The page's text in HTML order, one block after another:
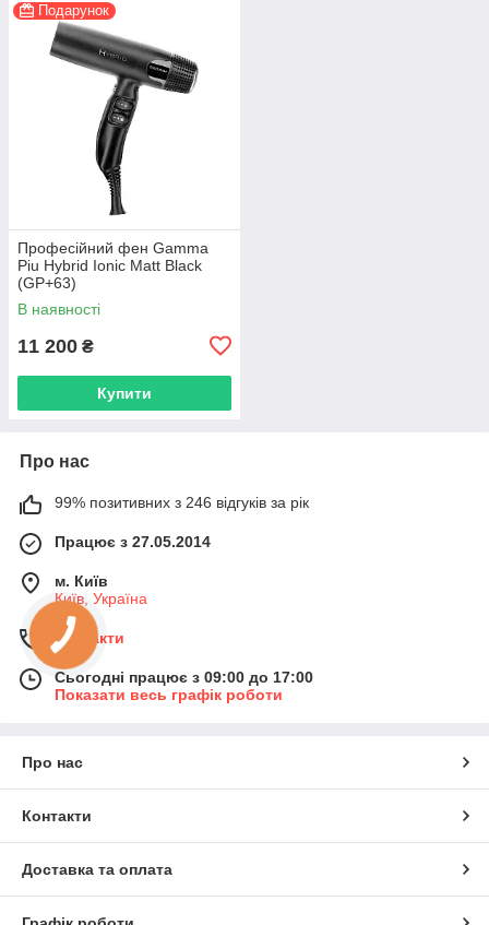
Подарунок
Професійний фен Gamma
Piu Hybrid Ionic Matt Black
(GP+63)
В наявності
11 200 ₴
Купити
Про нас
99% позитивних з 246 відгуків за рік
Працює з 27.05.2014
м. Київ
Київ, Україна
Контакти
Сьогодні працює з 09:00 до 17:00
Показати весь графік роботи
Про нас
Контакти
Доставка та оплата